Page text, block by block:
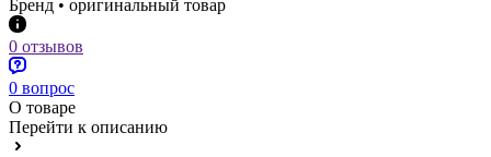
Бренд • оригинальный товар
0 отзывов
0 вопрос
О товаре
Перейти к описанию